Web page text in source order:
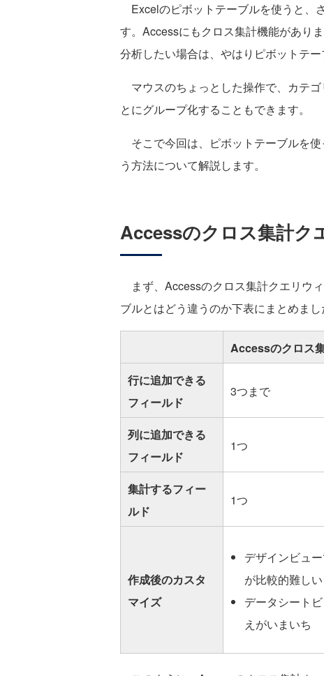
Excelのピボットテーブルを使うと、
す。Accessにもクロス集計機能があり
分析したい場合は、やはりピボットテー
マウスのちょっとした操作で、カテ
とにグループ化することもできます。
そこで今回は、ピボットテーブルを
う方法について解説します。
Accessのクロス集計ク
まず、Accessのクロス集計クエリウ
ブルとはどう違うのか下表にまとめまし
Accessのクロス
行に追加できる
フィールド
3つまで
列に追加できる
フィールド
1つ
集計するフィー
ルド
1つ
作成後のカスタ
マイズ
デザインビュ
が比較的難しい
データシート
えがいまいち